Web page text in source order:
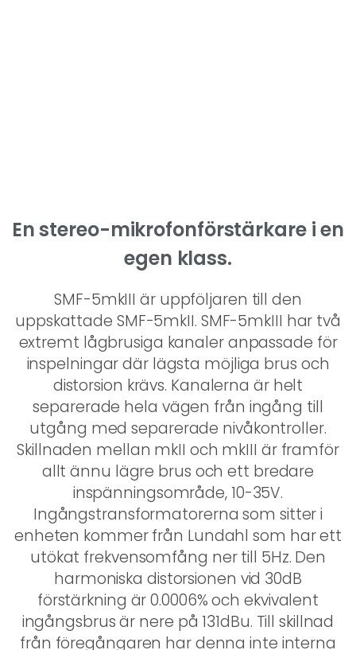
En stereo-mikrofonförstärkare i en
egen klass.
SMF-5mkIII är uppföljaren till den
uppskattade SMF-5mkII. SMF-5mkIII har två
extremt lågbrusiga kanaler anpassade för
inspelningar där lägsta möjliga brus och
distorsion krävs. Kanalerna är helt
separerade hela vägen från ingång till
utgång med separerade nivåkontroller.
Skillnaden mellan mkII och mkIII är framför
allt ännu lägre brus och ett bredare
inspänningsområde, 10-35V.
Ingångstransformatorerna som sitter i
enheten kommer från Lundahl som har ett
utökat frekvensomfång ner till 5Hz. Den
harmoniska distorsionen vid 30dB
förstärkning är 0.0006% och ekvivalent
ingångsbrus är nere på 131dBu. Till skillnad
från föregångaren har denna inte interna